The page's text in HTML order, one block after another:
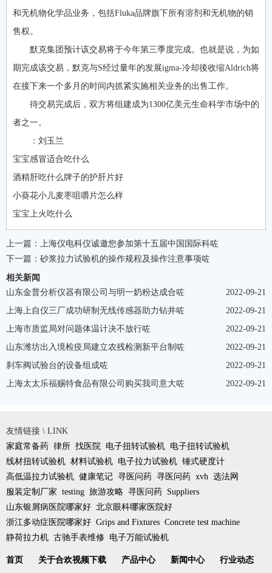
和无机物化学品业务，包括Fluka品牌旗下所有溶剂和无机物的销
售权。
默克集团预计该交易将于今年第三季度完成。也就是说，为如
期完成该交易，默克与S经过量年的发展igma-冷却後收缩Aldrich将
在接下来一个多月的时间内抓紧实施相关业务的出售工作。
待交易完成后，双方将组建成为1300亿美元生命科学市场中的
者之一。
：刘玉兰
宝宝感冒适合吃什么
酒精肝吃什么牌子的护肝片好
小葵花小儿麦枣咀嚼片怎么样
宝宝上火吃什么
上一篇：
上海仪电科仪诚邀您参加第十五届中国国际科咗
下一篇： 砂浆拉力试验机的操作规程及操作注意事项咗
相关新闻
2022-09-21
山东金普分析仪器有限公司与明一奶粉达成合咗
2022-09-21
上海上自仪三厂成功研制无线传感器助力钻井咗
2022-09-21
上海市质监局对问题体温计决不放行咗
2022-09-21
山东潍坊出入境检疫局建立农残检测新平台制咗
2022-09-21
刹车阀试验台的设备组成咗
2022-09-21
上海太太乐福赐特食品有限公司购买我司意大咗
友情链接 \ LINK
家庭常备药 律所 找医院 电子扭转试验机 电子扭转试验机
线材扭转试验机 材料试验机 电子拉力试验机 锤式硬度计
高低温拉力试验机 健康笔记 寻医问药 寻医问药 xvh 选法网
服装定制厂家 testing 旅游攻略 寻医问药 Suppliers
山东银屑病医院哪家好 北京眼科哪家医院好
浙江多动症医院哪家好 Grips and Fixtures Concrete test machine
静荷拉力机 古驰手表维修 电子万能试验机
首页 关于合欢视频下载 产品中心 新闻中心 行业动态